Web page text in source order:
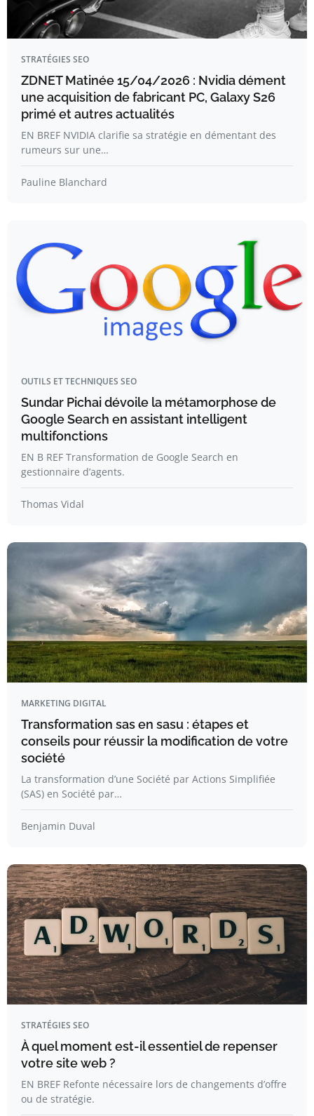
STRATÉGIES SEO
ZDNET Matinée 15/04/2026 : Nvidia dément
une acquisition de fabricant PC, Galaxy S26
primé et autres actualités
EN BREF NVIDIA clarifie sa stratégie en démentant des
rumeurs sur une…
Pauline Blanchard
OUTILS ET TECHNIQUES SEO
Sundar Pichai dévoile la métamorphose de
Google Search en assistant intelligent
multifonctions
EN B REF Transformation de Google Search en
gestionnaire d’agents.
Thomas Vidal
MARKETING DIGITAL
Transformation sas en sasu : étapes et
conseils pour réussir la modification de votre
société
La transformation d’une Société par Actions Simplifiée
(SAS) en Société par…
Benjamin Duval
STRATÉGIES SEO
À quel moment est-il essentiel de repenser
votre site web ?
EN BREF Refonte nécessaire lors de changements d’offre
ou de stratégie.